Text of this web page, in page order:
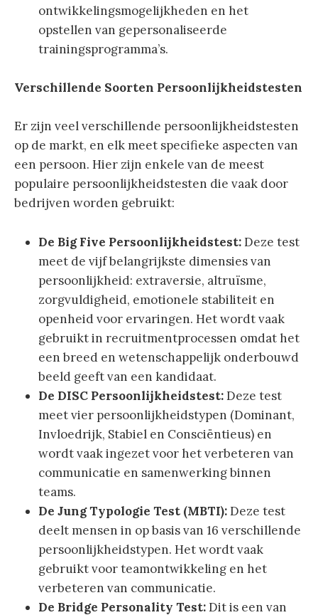
ontwikkelingsmogelijkheden en het
opstellen van gepersonaliseerde
trainingsprogramma’s.
Verschillende Soorten Persoonlijkheidstesten
Er zijn veel verschillende persoonlijkheidstesten
op de markt, en elk meet specifieke aspecten van
een persoon. Hier zijn enkele van de meest
populaire persoonlijkheidstesten die vaak door
bedrijven worden gebruikt:
De Big Five Persoonlijkheidstest:Deze test
meet de vijf belangrijkste dimensies van
persoonlijkheid: extraversie, altruïsme,
zorgvuldigheid, emotionele stabiliteit en
openheid voor ervaringen. Het wordt vaak
gebruikt in recruitmentprocessen omdat het
een breed en wetenschappelijk onderbouwd
beeld geeft van een kandidaat.
De DISC Persoonlijkheidstest:Deze test
meet vier persoonlijkheidstypen (Dominant,
Invloedrijk, Stabiel en Consciëntieus) en
wordt vaak ingezet voor het verbeteren van
communicatie en samenwerking binnen
teams.
De Jung Typologie Test (MBTI):Deze test
deelt mensen in op basis van 16 verschillende
persoonlijkheidstypen. Het wordt vaak
gebruikt voor teamontwikkeling en het
verbeteren van communicatie.
De Bridge Personality Test:Dit is een van